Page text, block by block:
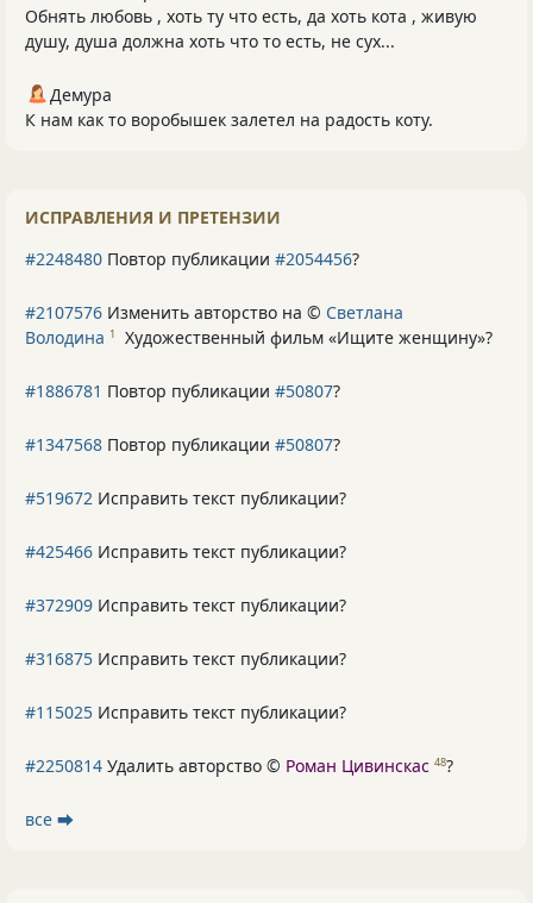
Обнять любовь , хоть ту что есть, да хоть кота , живую
душу, душа должна хоть что то есть, не сух...
Демура
К нам как то воробышек залетел на радость коту.
ИСПРАВЛЕНИЯ И ПРЕТЕНЗИИ
#2248480 Повтор публикации #2054456?
#2107576 Изменить авторство на © Светлана
Володина 1 Художественный фильм «Ищите женщину»?
#1886781 Повтор публикации #50807?
#1347568 Повтор публикации #50807?
#519672 Исправить текст публикации?
#425466 Исправить текст публикации?
#372909 Исправить текст публикации?
#316875 Исправить текст публикации?
#115025 Исправить текст публикации?
#2250814 Удалить авторство © Роман Цивинскас 48?
все ⮕